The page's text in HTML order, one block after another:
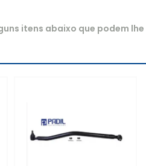
itens abaixo que podem lhe